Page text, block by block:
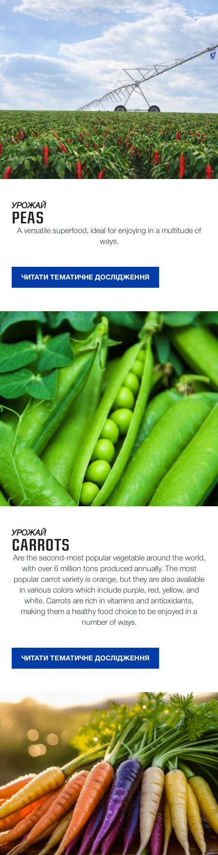
УРОЖАЙ
PEAS
A versatile superfood, ideal for enjoying in a multitude of
ways.
ЧИТАТИ ТЕМАТИЧНЕ ДОСЛІДЖЕННЯ
УРОЖАЙ
CARROTS
Are the second-most popular vegetable around the world,
with over 6 million tons produced annually. The most
popular carrot variety is orange, but they are also available
in various colors which include purple, red, yellow, and
white. Carrots are rich in vitamins and antioxidants,
making them a healthy food choice to be enjoyed in a
number of ways.
ЧИТАТИ ТЕМАТИЧНЕ ДОСЛІДЖЕННЯ